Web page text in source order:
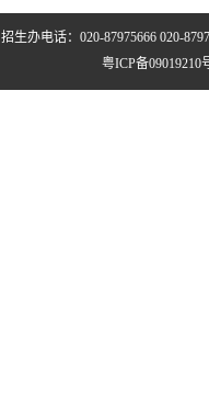
招生办电话：020-87975666 020-
粤ICP备09019210